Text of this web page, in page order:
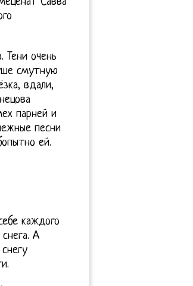
Тени очень
смутную
вдали,
парней и
песни
ей.
каждого
А